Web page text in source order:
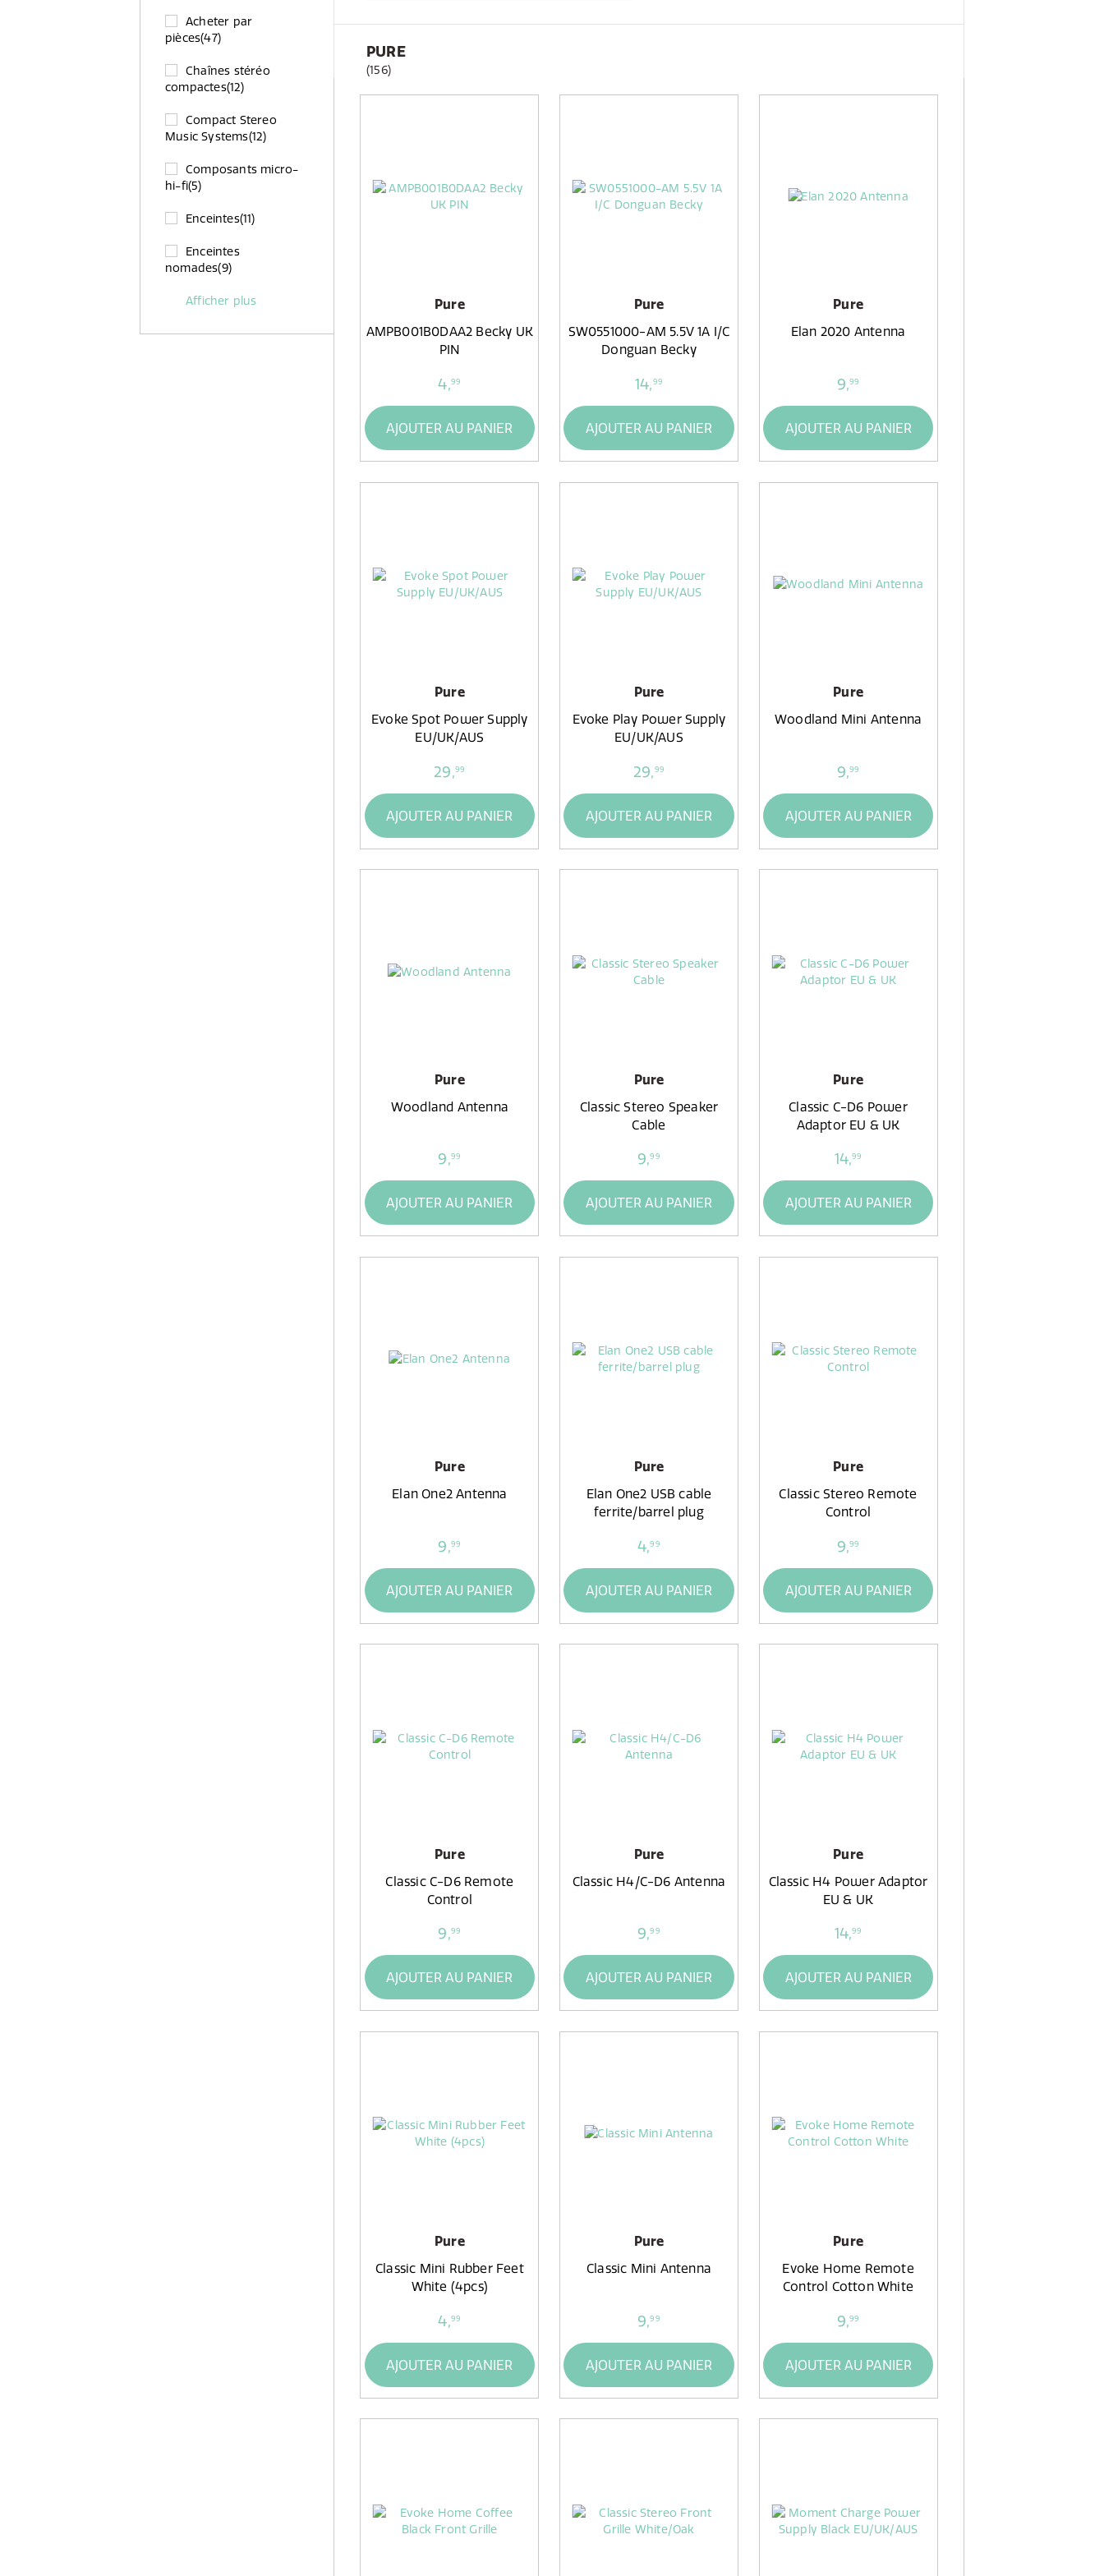
Acheter par
pièces(47)
Chaînes stéréo
compactes(12)
Compact Stereo
Music Systems(12)
Composants micro-
hi-fi(5)
Enceintes(11)
Enceintes
nomades(9)
Afficher plus
PURE
(156)
Pure
AMPB001B0DAA2 Becky UK
PIN
4,99
AJOUTER AU PANIER
Pure
SW0551000-AM 5.5V 1A I/C
Donguan Becky
14,99
AJOUTER AU PANIER
Pure
Elan 2020 Antenna
9,99
AJOUTER AU PANIER
Pure
Evoke Spot Power Supply
EU/UK/AUS
29,99
AJOUTER AU PANIER
Pure
Evoke Play Power Supply
EU/UK/AUS
29,99
AJOUTER AU PANIER
Pure
Woodland Mini Antenna
9,99
AJOUTER AU PANIER
Pure
Woodland Antenna
9,99
AJOUTER AU PANIER
Pure
Classic Stereo Speaker
Cable
9,99
AJOUTER AU PANIER
Pure
Classic C-D6 Power
Adaptor EU & UK
14,99
AJOUTER AU PANIER
Pure
Elan One2 Antenna
9,99
AJOUTER AU PANIER
Pure
Elan One2 USB cable
ferrite/barrel plug
4,99
AJOUTER AU PANIER
Pure
Classic Stereo Remote
Control
9,99
AJOUTER AU PANIER
Pure
Classic C-D6 Remote
Control
9,99
AJOUTER AU PANIER
Pure
Classic H4/C-D6 Antenna
9,99
AJOUTER AU PANIER
Pure
Classic H4 Power Adaptor
EU & UK
14,99
AJOUTER AU PANIER
Pure
Classic Mini Rubber Feet
White (4pcs)
4,99
AJOUTER AU PANIER
Pure
Classic Mini Antenna
9,99
AJOUTER AU PANIER
Pure
Evoke Home Remote
Control Cotton White
9,99
AJOUTER AU PANIER